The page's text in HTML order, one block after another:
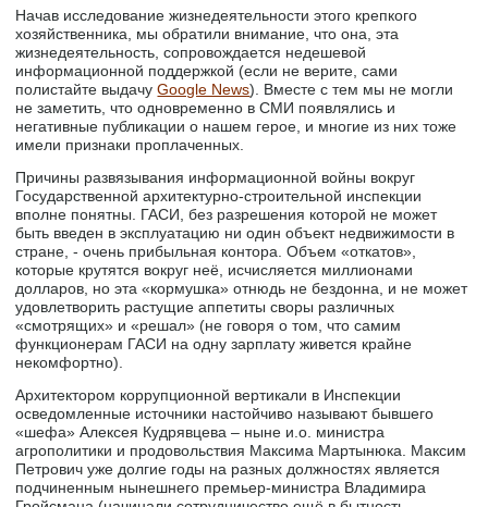
Начав исследование жизнедеятельности этого крепкого
хозяйственника, мы обратили внимание, что она, эта
жизнедеятельность, сопровождается недешевой
информационной поддержкой (если не верите, сами
полистайте выдачуGoogle News). Вместе с тем мы не могли
не заметить, что одновременно в СМИ появлялись и
негативные публикации о нашем герое, и многие из них тоже
имели признаки проплаченных.
Причины развязывания информационной войны вокруг
Государственной архитектурно-строительной инспекции
вполне понятны. ГАСИ, без разрешения которой не может
быть введен в эксплуатацию ни один объект недвижимости в
стране, - очень прибыльная контора. Объем «откатов»,
которые крутятся вокруг неё, исчисляется миллионами
долларов, но эта «кормушка» отнюдь не бездонна, и не может
удовлетворить растущие аппетиты своры различных
«смотрящих» и «решал» (не говоря о том, что самим
функционерам ГАСИ на одну зарплату живется крайне
некомфортно).
Архитектором коррупционной вертикали в Инспекции
осведомленные источники настойчиво называют бывшего
«шефа» Алексея Кудрявцева – ныне и.о. министра
агрополитики и продовольствия Максима Мартынюка. Максим
Петрович уже долгие годы на разных должностях является
подчиненным нынешнего премьер-министра Владимира